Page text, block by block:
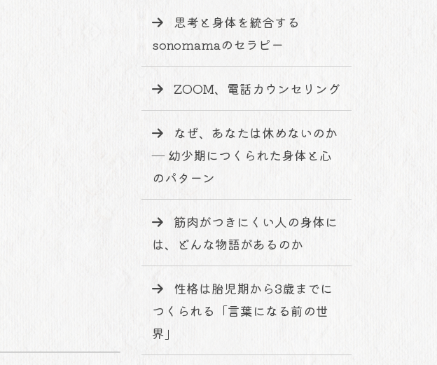
思考と身体を統合する
sonomamaのセラピー
ZOOM、電話カウンセリング
なぜ、あなたは休めないのか
― 幼少期につくられた身体と心
のパターン
筋肉がつきにくい人の身体に
は、どんな物語があるのか
性格は胎児期から3歳までに
つくられる「言葉になる前の世
界」